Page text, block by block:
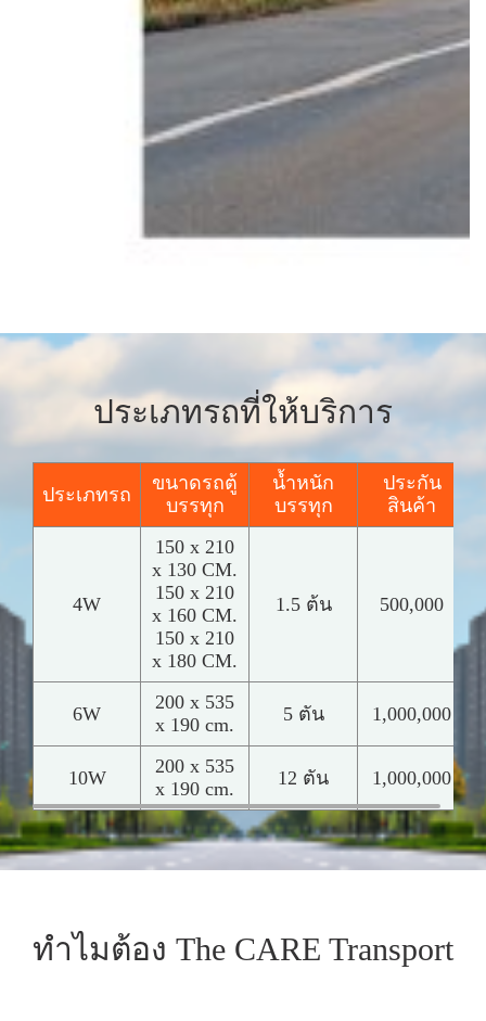
ประเภทรถที่ให้บริการ
ประเภทรถ
ขนาดรถตู้
บรรทุก
น้ำหนัก
บรรทุก
ประกัน
สินค้า
4W
150 x 210
x 130 CM.
150 x 210
x 160 CM.
150 x 210
x 180 CM.
1.5 ต้น 500,000
6W
200 x 535
x 190 cm.
5 ตัน 1,000,000
10W
200 x 535
x 190 cm.
12 ตัน 1,000,000
ทำไมต้อง The CARE Transport